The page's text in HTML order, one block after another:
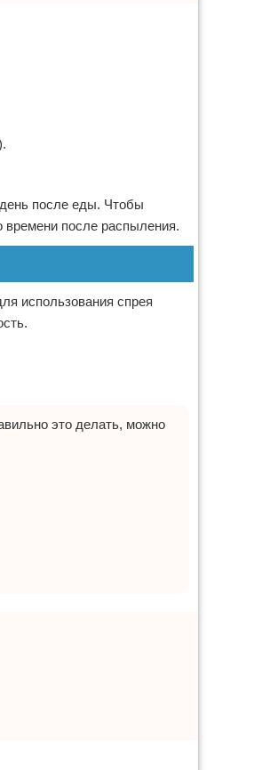
после еды. Чтобы
времени после распыления.
использования спрея
это делать, можно